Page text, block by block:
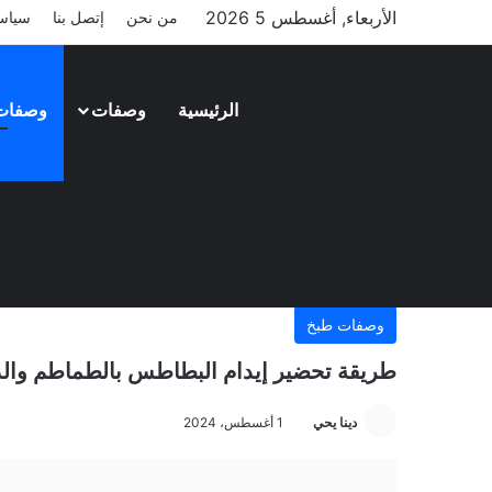
الأربعاء, أغسطس 5 2026 من نحن إتصل بنا
الرئيسية وصفات
وصفات طبخ
طريقة تحضير إيدام البطاطس بالطماطم
دينا يحي 1 أغسطس، 2024